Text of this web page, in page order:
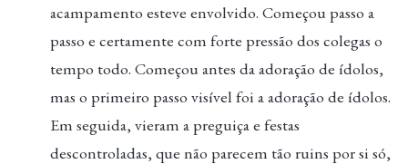
acampamento esteve envolvido. Começou passo a
passo e certamente com forte pressão dos colegas o
tempo todo. Começou antes da adoração de ídolos,
mas o primeiro passo visível foi a adoração de ídolos.
Em seguida, vieram a preguiça e festas
descontroladas, que não parecem tão ruins por si só,